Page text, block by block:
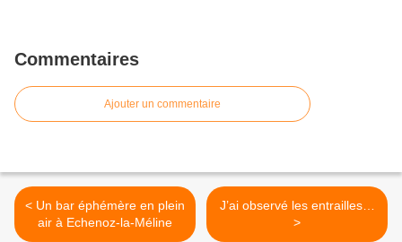
Commentaires
Ajouter un commentaire
< Un bar éphémère en plein
air à Echenoz-la-Méline
J’ai observé les entrailles…
>